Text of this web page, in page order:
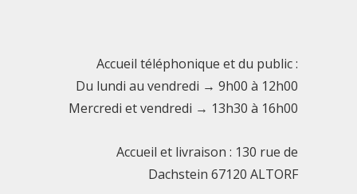
Accueil téléphonique et du public :
Du lundi au vendredi → 9h00 à 12h00
Mercredi et vendredi → 13h30 à 16h00
Accueil et livraison : 130 rue de
Dachstein 67120 ALTORF